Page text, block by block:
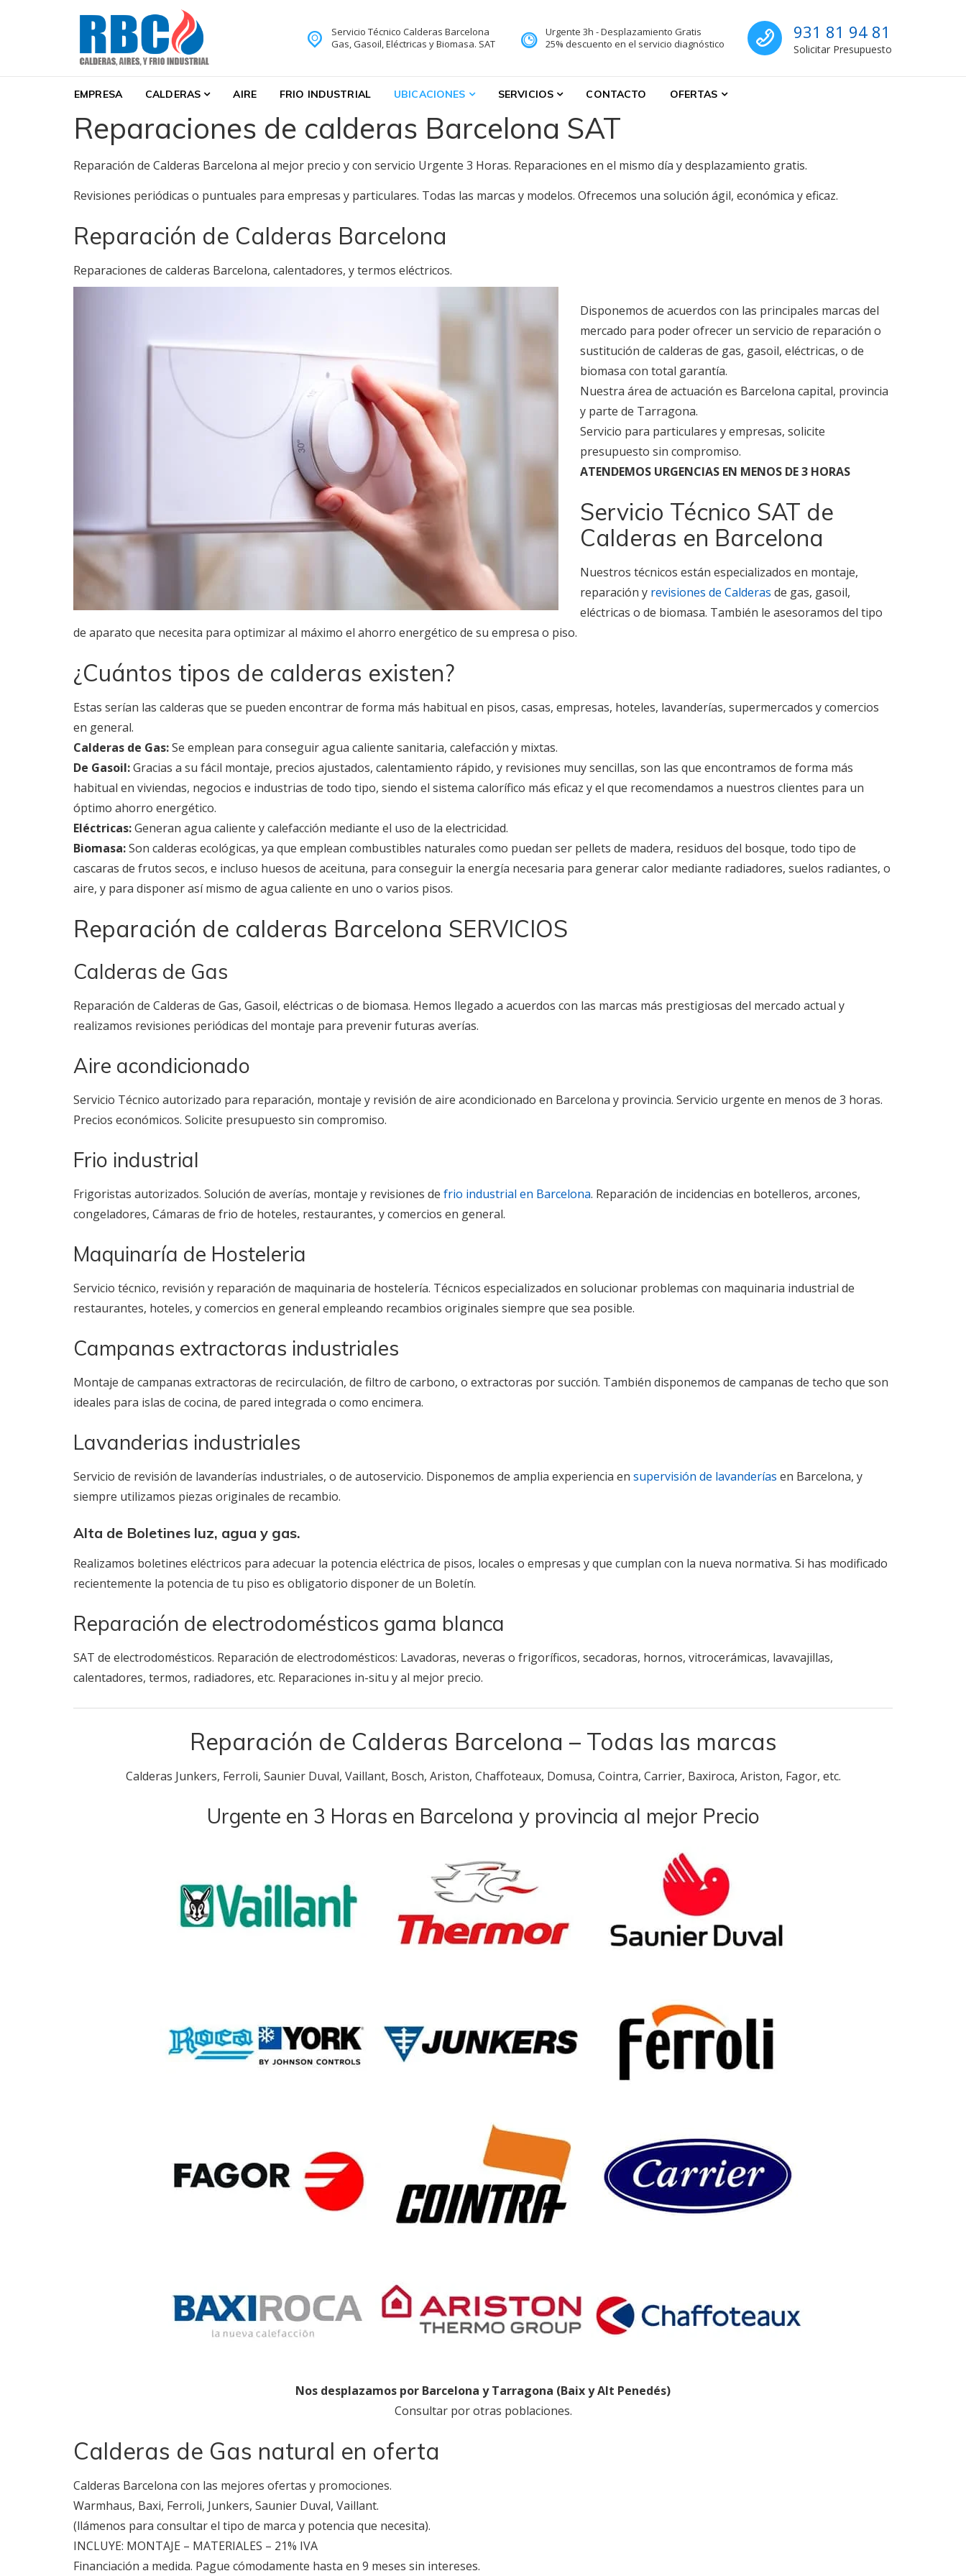
Calderas Barcelona Servicio Técnico reparaciones
Calderas Barcelona Servicio Técnico reparaciones
EMPRESA CALDERAS AIRE FRIO INDUSTRIAL UBICACIONES SERVICIOS CONTACTO OFERTAS
Sat calderas
931 81 94 81
Solicitar Presupuesto
Urgente 3h - Desplazamiento Gratis
25% descuento en el servicio diagnóstico
Servicio Técnico Calderas Barcelona
Gas, Gasoil, Eléctricas y Biomasa. SAT
Reparaciones de calderas Barcelona SAT
Reparación de Calderas Barcelona al mejor precio y con servicio Urgente 3 Horas. Reparaciones en el mismo día y desplazamiento gratis.
Revisiones periódicas o puntuales para empresas y particulares. Todas las marcas y modelos. Ofrecemos una solución ágil, económica y eficaz.
Reparación de Calderas Barcelona
Reparaciones de calderas Barcelona, calentadores, y termos eléctricos.
Disponemos de acuerdos con las principales marcas del
mercado para poder ofrecer un servicio de reparación o
sustitución de calderas de gas, gasoil, eléctricas, o de
biomasa con total garantía.
Nuestra área de actuación es Barcelona capital, provincia
y parte de Tarragona.
Servicio para particulares y empresas, solicite
presupuesto sin compromiso.
ATENDEMOS URGENCIAS EN MENOS DE 3 HORAS
Servicio Técnico SAT de
Calderas en Barcelona
Nuestros técnicos están especializados en montaje,
reparación y revisiones de Calderas de gas, gasoil,
eléctricas o de biomasa. También le asesoramos del tipo
de aparato que necesita para optimizar al máximo el ahorro energético de su empresa o piso.
¿Cuántos tipos de calderas existen?
Estas serían las calderas que se pueden encontrar de forma más habitual en pisos, casas, empresas, hoteles, lavanderías, supermercados y comercios
en general.
Calderas de Gas:Se emplean para conseguir agua caliente sanitaria, calefacción y mixtas.
De Gasoil:Gracias a su fácil montaje, precios ajustados, calentamiento rápido, y revisiones muy sencillas, son las que encontramos de forma más
habitual en viviendas, negocios e industrias de todo tipo, siendo el sistema calorífico más eficaz y el que recomendamos a nuestros clientes para un
óptimo ahorro energético.
Eléctricas:Generan agua caliente y calefacción mediante el uso de la electricidad.
Biomasa:Son calderas ecológicas, ya que emplean combustibles naturales como puedan ser pellets de madera, residuos del bosque, todo tipo de
cascaras de frutos secos, e incluso huesos de aceituna, para conseguir la energía necesaria para generar calor mediante radiadores, suelos radiantes, o
aire, y para disponer así mismo de agua caliente en uno o varios pisos.
Reparación de calderas Barcelona SERVICIOS
Calderas de Gas
Reparación de Calderas de Gas, Gasoil, eléctricas o de biomasa. Hemos llegado a acuerdos con las marcas más prestigiosas del mercado actual y
realizamos revisiones periódicas del montaje para prevenir futuras averías.
Aire acondicionado
Servicio Técnico autorizado para reparación, montaje y revisión de aire acondicionado en Barcelona y provincia. Servicio urgente en menos de 3 horas.
Precios económicos. Solicite presupuesto sin compromiso.
Frio industrial
Frigoristas autorizados. Solución de averías, montaje y revisiones de frio industrial en Barcelona. Reparación de incidencias en botelleros, arcones,
congeladores, Cámaras de frio de hoteles, restaurantes, y comercios en general.
Maquinaría de Hosteleria
Servicio técnico, revisión y reparación de maquinaria de hostelería. Técnicos especializados en solucionar problemas con maquinaria industrial de
restaurantes, hoteles, y comercios en general empleando recambios originales siempre que sea posible.
Campanas extractoras industriales
Montaje de campanas extractoras de recirculación, de filtro de carbono, o extractoras por succión. También disponemos de campanas de techo que son
ideales para islas de cocina, de pared integrada o como encimera.
Lavanderias industriales
Servicio de revisión de lavanderías industriales, o de autoservicio. Disponemos de amplia experiencia en supervisión de lavanderías en Barcelona, y
siempre utilizamos piezas originales de recambio.
Alta de Boletines luz, agua y gas.
Realizamos boletines eléctricos para adecuar la potencia eléctrica de pisos, locales o empresas y que cumplan con la nueva normativa. Si has modificado
recientemente la potencia de tu piso es obligatorio disponer de un Boletín.
Reparación de electrodomésticos gama blanca
SAT de electrodomésticos. Reparación de electrodomésticos: Lavadoras, neveras o frigoríficos, secadoras, hornos, vitrocerámicas, lavavajillas,
calentadores, termos, radiadores, etc. Reparaciones in-situ y al mejor precio.
Reparación de Calderas Barcelona – Todas las marcas
Calderas Junkers, Ferroli, Saunier Duval, Vaillant, Bosch, Ariston, Chaffoteaux, Domusa, Cointra, Carrier, Baxiroca, Ariston, Fagor, etc.
Urgente en 3 Horas en Barcelona y provincia al mejor Precio
Nos desplazamos por Barcelona y Tarragona (Baix y Alt Penedés)
Consultar por otras poblaciones.
Calderas de Gas natural en oferta
Calderas Barcelona con las mejores ofertas y promociones.
Warmhaus, Baxi, Ferroli, Junkers, Saunier Duval, Vaillant.
(llámenos para consultar el tipo de marca y potencia que necesita).
INCLUYE: MONTAJE – MATERIALES – 21% IVA
Financiación a medida. Pague cómodamente hasta en 9 meses sin intereses.